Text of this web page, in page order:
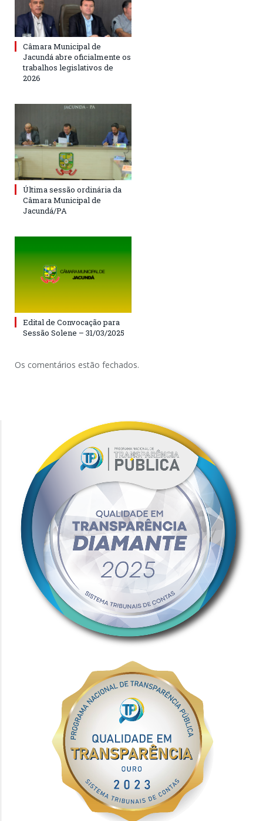
Câmara Municipal de
Jacundá abre oficialmente os
trabalhos legislativos de
2026
Última sessão ordinária da
Câmara Municipal de
Jacundá/PA
Edital de Convocação para
Sessão Solene – 31/03/2025
Os comentários estão fechados.